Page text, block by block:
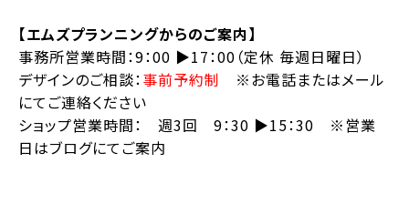
【エムズプランニングからのご案内】
事務所営業時間：9：00 ▶︎17：00（定休 毎週日曜日）
デザインのご相談：事前予約制 ※お電話またはメール
にてご連絡ください
ショップ営業時間： 週3回 9：30 ▶︎15：30 ※営業
日はブログにてご案内